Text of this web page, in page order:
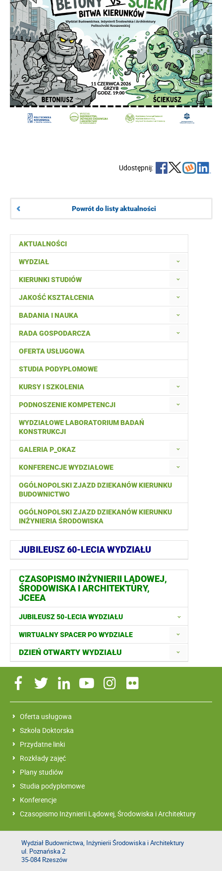
AKTUALNOŚCI
WYDZIAŁ
KIERUNKI STUDIÓW
JAKOŚĆ KSZTAŁCENIA
BADANIA I NAUKA
RADA GOSPODARCZA
OFERTA USŁUGOWA
STUDIA PODYPLOMOWE
KURSY I SZKOLENIA
PODNOSZENIE KOMPETENCJI
WYDZIAŁOWE LABORATORIUM BADAŃ
KONSTRUKCJI
GALERIA P_OKAZ
KONFERENCJE WYDZIAŁOWE
OGÓLNOPOLSKI ZJAZD DZIEKANÓW KIERUNKU
BUDOWNICTWO
OGÓLNOPOLSKI ZJAZD DZIEKANÓW KIERUNKU
INŻYNIERIA ŚRODOWISKA
JUBILEUSZ 60-LECIA WYDZIAŁU
CZASOPISMO INŻYNIERII LĄDOWEJ,
ŚRODOWISKA I ARCHITEKTURY,
JCEEA
JUBILEUSZ 50-LECIA WYDZIAŁU
WIRTUALNY SPACER PO WYDZIALE
DZIEŃ OTWARTY WYDZIAŁU
Udostępnij:
Powrót do listy aktualności
Oferta usługowa
Szkoła Doktorska
Przydatne linki
Rozkłady zajęć
Plany studiów
Studia podyplomowe
Konferencje
Czasopismo Inżynierii Lądowej, Środowiska i Architektury
Wydział Budownictwa, Inżynierii Środowiska i Architektury
ul. Poznańska 2
35-084 Rzeszów